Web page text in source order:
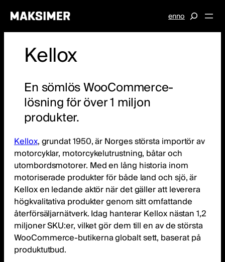
innehåll
ennoS
Kellox
En sömlös WooCommerce-
lösning för över 1 miljon
produkter.
Kellox, grundat 1950, är Norges största importör av
motorcyklar, motorcykelutrustning, båtar och
utombordsmotorer. Med en lång historia inom
motoriserade produkter för både land och sjö, är
Kellox en ledande aktör när det gäller att leverera
högkvalitativa produkter genom sitt omfattande
återförsäljarnätverk. Idag hanterar Kellox nästan 1,2
miljoner SKU:er, vilket gör dem till en av de största
WooCommerce-butikerna globalt sett, baserat på
produktutbud.